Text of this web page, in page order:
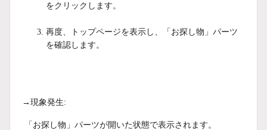
をクリックします。
再度、トップページを表示し、「お探し物」パーツ
を確認します。
→現象発生:
「お探し物」パーツが開いた状態で表示されます。